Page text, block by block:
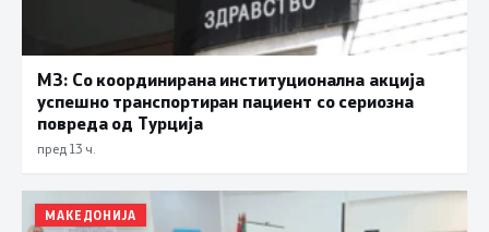
МЗ: Со координирана институционална акција
успешно транспортиран пациент со сериозна
повреда од Турција
пред 13 ч.
МАКЕДОНИЈА